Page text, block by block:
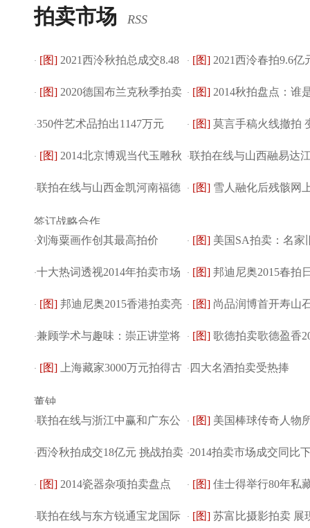
雪华作品展
拍卖市场 RSS
· [图] 2021西泠秋拍总成交8.48
亿元，成交率保...
· [图] 2021西泠春拍9.6亿
槌：标举学术气派...
· [图] 2020德国布兰克秋季拍卖
精品预展精彩登场
· [图] 2014秋拍盘点：谁
个安思远
·350件艺术品拍出1147万元 · [图] 莫言手稿火线撤拍
捐赠
· [图] 2014北京博观当代玉雕秋
拍平稳收槌
·联拍在线与山西融易达
山汇金签订合作
·联拍在线与山西金凯河南福德
签订战略合作
· [图] 雪人融化后残骸网
·刘海粟画作创其最高拍价 · [图] 美国SA拍卖：名家
见泰和通宝 原...
·十大热词透视2014年拍卖市场 · [图] 邦迪尼奥2015春拍
晓
· [图] 邦迪尼奥2015香港拍卖亮
点：袁世凯像飞...
· [图] 尚品润博首开寿山
·兼顾学术与趣味：崇正讲堂将
举办
· [图] 歌德拍卖歌德盈香
拍2.4亿元落幕
· [图] 上海藏家3000万元拍得古
董钟
· 四大名酒拍卖受热捧
·联拍在线与浙江中赢和广东公
正签订战略合作
· [图] 美国棒球传奇人物
子拍卖拍30万美元
·西泠秋拍成交18亿元 挑战拍卖
市场北强...
·2014拍卖市场成交同比
· [图] 2014瓷器杂项拍卖盘点
Top10
· [图] 佳士得举行80年私
塞尚画作拍卖...
·联拍在线与东方锐通宝龙国际 · [图] 苏富比摄影拍卖 展